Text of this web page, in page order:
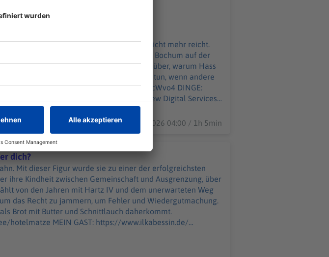
Mit Vergnügen - Vermarktung und Distribution MEIN
artist/hotel-matze/ Meine Fragensets: beherzt.net/hotel-
Mein Newsletter:
https://bit.ly/4fhY2rV TikTok:
https://instagram.com/matzehielscherHotel LinkedIn:
Buch: https://bit.ly/3QXmCVc
bis sie merkte, dass Beobachten ihr nicht mehr reicht.
Wir haben in Bochum auf der
Meinungsfreiheit gesprochen – und darüber, warum Hass
um eine einfache Frage: Was können wir tun, wenn andere
https://osf.io/j4stx/overview Digital Services
Mein Newsletter:
TikTok: https://tiktok.com/@matzehielscher Instagram:
in/matzehielscher/ Mein Buch:
19.07.2026 04:00 / 1h 5min
dich?
Mit dieser Figur wurde sie zu einer der erfolgreichsten
von den Jahren mit Hartz IV und dem unerwarteten Weg
das Recht zu jammern, um Fehler und Wiedergutmachung.
Brot mit Butter und Schnittlauch daherkommt.
www.ilkabessin.de/
schön – Von einfach war nie die Rede. Die Frau, die »Cindy